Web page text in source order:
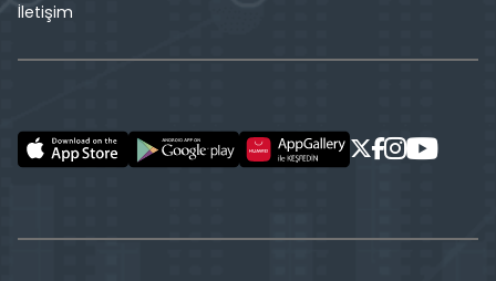
İletişim